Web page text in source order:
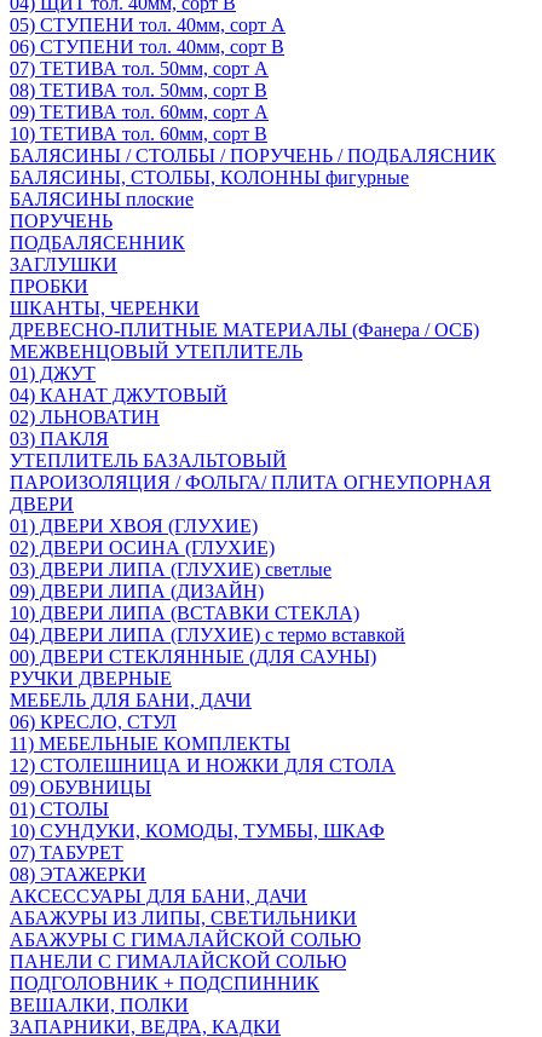
05) СТУПЕНИ тол. 40мм, сорт А
06) СТУПЕНИ тол. 40мм, сорт В
07) ТЕТИВА тол. 50мм, сорт А
08) ТЕТИВА тол. 50мм, сорт В
09) ТЕТИВА тол. 60мм, сорт А
10) ТЕТИВА тол. 60мм, сорт В
БАЛЯСИНЫ / СТОЛБЫ / ПОРУЧЕНЬ / ПОДБАЛЯСНИК
БАЛЯСИНЫ, СТОЛБЫ, КОЛОННЫ фигурные
БАЛЯСИНЫ плоские
ПОРУЧЕНЬ
ПОДБАЛЯСЕННИК
ЗАГЛУШКИ
ПРОБКИ
ШКАНТЫ, ЧЕРЕНКИ
ДРЕВЕСНО-ПЛИТНЫЕ МАТЕРИАЛЫ (Фанера / ОСБ)
МЕЖВЕНЦОВЫЙ УТЕПЛИТЕЛЬ
01) ДЖУТ
04) КАНАТ ДЖУТОВЫЙ
02) ЛЬНОВАТИН
03) ПАКЛЯ
УТЕПЛИТЕЛЬ БАЗАЛЬТОВЫЙ
ПАРОИЗОЛЯЦИЯ / ФОЛЬГА/ ПЛИТА ОГНЕУПОРНАЯ
ДВЕРИ
01) ДВЕРИ ХВОЯ (ГЛУХИЕ)
02) ДВЕРИ ОСИНА (ГЛУХИЕ)
03) ДВЕРИ ЛИПА (ГЛУХИЕ) светлые
09) ДВЕРИ ЛИПА (ДИЗАЙН)
10) ДВЕРИ ЛИПА (ВСТАВКИ СТЕКЛА)
04) ДВЕРИ ЛИПА (ГЛУХИЕ) с термо вставкой
00) ДВЕРИ СТЕКЛЯННЫЕ (ДЛЯ САУНЫ)
РУЧКИ ДВЕРНЫЕ
МЕБЕЛЬ ДЛЯ БАНИ, ДАЧИ
06) КРЕСЛО, СТУЛ
11) МЕБЕЛЬНЫЕ КОМПЛЕКТЫ
12) СТОЛЕШНИЦА И НОЖКИ ДЛЯ СТОЛА
09) ОБУВНИЦЫ
01) СТОЛЫ
10) СУНДУКИ, КОМОДЫ, ТУМБЫ, ШКАФ
07) ТАБУРЕТ
08) ЭТАЖЕРКИ
АКСЕССУАРЫ ДЛЯ БАНИ, ДАЧИ
АБАЖУРЫ ИЗ ЛИПЫ, СВЕТИЛЬНИКИ
АБАЖУРЫ С ГИМАЛАЙСКОЙ СОЛЬЮ
ПАНЕЛИ С ГИМАЛАЙСКОЙ СОЛЬЮ
ПОДГОЛОВНИК + ПОДСПИННИК
ВЕШАЛКИ, ПОЛКИ
ЗАПАРНИКИ, ВЕДРА, КАДКИ